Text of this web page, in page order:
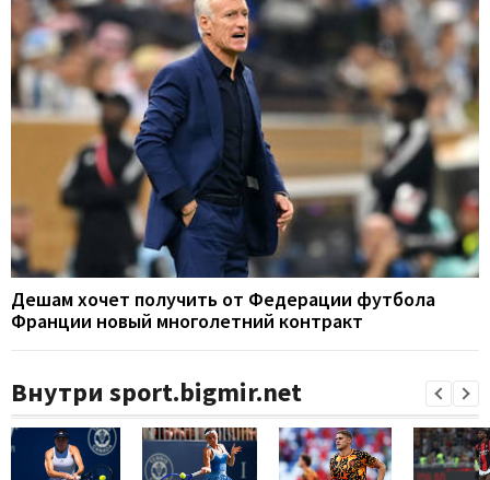
Дешам хочет получить от Федерации футбола
Франции новый многолетний контракт
Внутри sport.bigmir.net